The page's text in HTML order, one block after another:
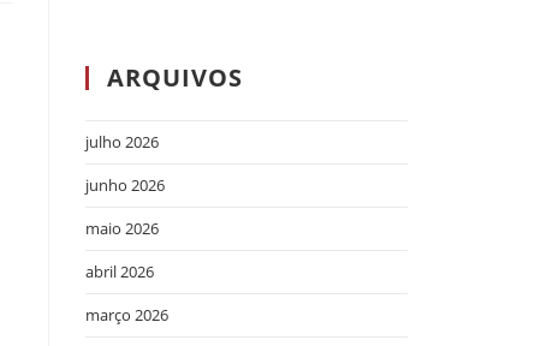
ARQUIVOS
julho 2026
junho 2026
maio 2026
abril 2026
março 2026